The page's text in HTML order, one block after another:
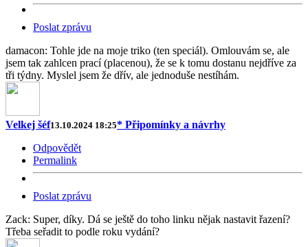
Poslat zprávu
damacon: Tohle jde na moje triko (ten speciál). Omlouvám se, ale
jsem tak zahlcen prací (placenou), že se k tomu dostanu nejdříve za
tři týdny. Myslel jsem že dřív, ale jednoduše nestíhám.
Velkej šéf13.10.2024 18:25* Připomínky a návrhy
Odpovědět
Permalink
Poslat zprávu
Zack: Super, díky. Dá se ještě do toho linku nějak nastavit řazení?
Třeba seřadit to podle roku vydání?